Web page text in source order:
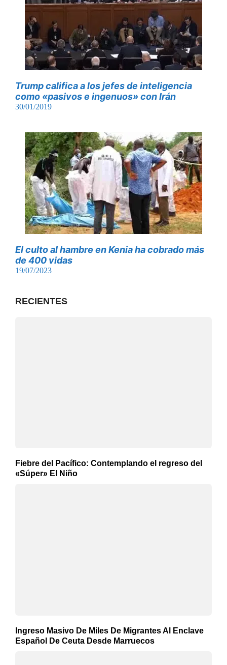
Trump califica a los jefes de inteligencia
como «pasivos e ingenuos» con Irán
30/01/2019
El culto al hambre en Kenia ha cobrado más
de 400 vidas
19/07/2023
RECIENTES
Fiebre del Pacífico: Contemplando el regreso del
«Súper» El Niño
Ingreso Masivo De Miles De Migrantes Al Enclave
Español De Ceuta Desde Marruecos